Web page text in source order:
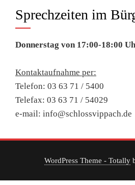
Sprechzeiten im
Donnerstag von 17:00-18:00
Kontaktaufnahme per:
Telefon: 03 63 71 / 5400
Telefax: 03 63 71 / 54029
e-mail: info@schlossvippach.de
WordPress Theme - Totally